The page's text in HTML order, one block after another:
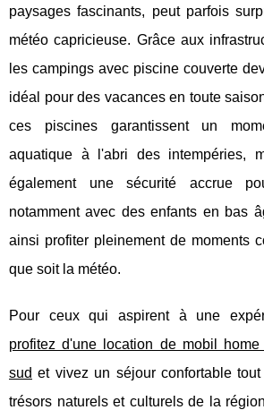
paysages fascinants, peut parfois
météo capricieuse. Grâce aux
les campings avec piscine couverte
idéal pour des vacances en toute
ces piscines garantissent un
aquatique à l'abri des intempéries,
également une sécurité accrue
notamment avec des enfants en bas
ainsi profiter pleinement de moments
que soit la météo.
Pour ceux qui aspirent à une
profitez d'une location de mobil
sud et vivez un séjour confortable
trésors naturels et culturels de la